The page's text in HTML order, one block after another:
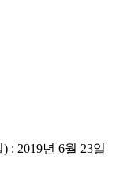
: 2019년 6월 23일